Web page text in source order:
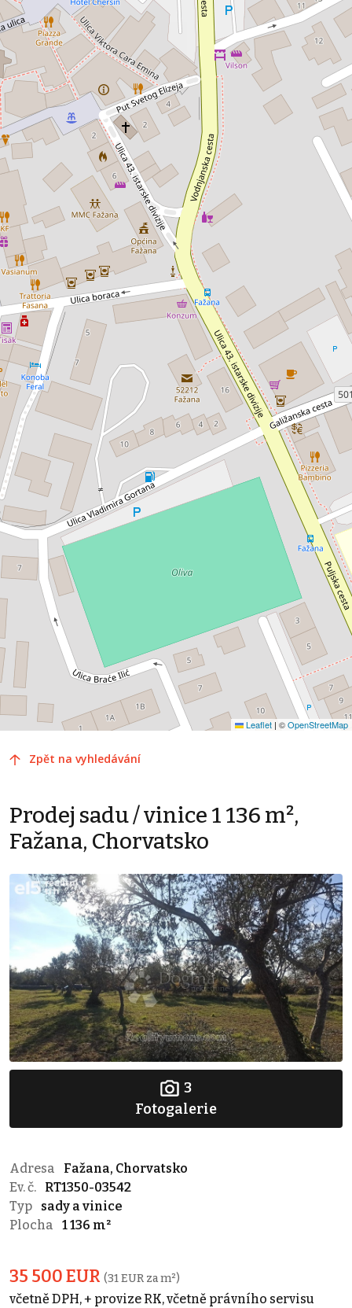
Leaflet | ©OpenStreetMap
Zpět na vyhledávání
Prodej sadu / vinice 1 136 m²,
Fažana, Chorvatsko
3
Fotogalerie
Adresa
Fažana, Chorvatsko
Ev. č.
RT1350-03542
Typ
sady a vinice
Plocha
1 136 m²
35 500 EUR (31 EUR za m²)
včetně DPH, + provize RK, včetně právního servisu